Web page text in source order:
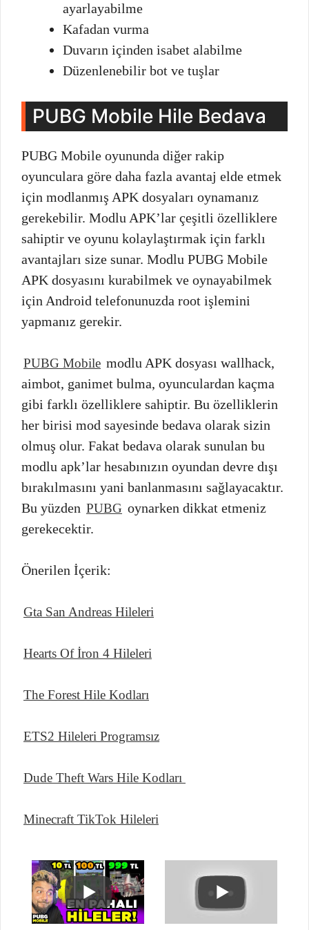
ayarlayabilme
Kafadan vurma
Duvarın içinden isabet alabilme
Düzenlenebilir bot ve tuşlar
PUBG Mobile Hile Bedava
PUBG Mobile oyununda diğer rakip
oyunculara göre daha fazla avantaj elde etmek
için modlanmış APK dosyaları oynamanız
gerekebilir. Modlu APK’lar çeşitli özelliklere
sahiptir ve oyunu kolaylaştırmak için farklı
avantajları size sunar. Modlu PUBG Mobile
APK dosyasını kurabilmek ve oynayabilmek
için Android telefonunuzda root işlemini
yapmanız gerekir.
PUBG Mobile modlu APK dosyası wallhack,
aimbot, ganimet bulma, oyunculardan kaçma
gibi farklı özelliklere sahiptir. Bu özelliklerin
her birisi mod sayesinde bedava olarak sizin
olmuş olur. Fakat bedava olarak sunulan bu
modlu apk’lar hesabınızın oyundan devre dışı
bırakılmasını yani banlanmasını sağlayacaktır.
Bu yüzden PUBG oynarken dikkat etmeniz
gerekecektir.
Önerilen İçerik:
Gta San Andreas Hileleri
Hearts Of İron 4 Hileleri
The Forest Hile Kodları
ETS2 Hileleri Programsız
Dude Theft Wars Hile Kodları
Minecraft TikTok Hileleri